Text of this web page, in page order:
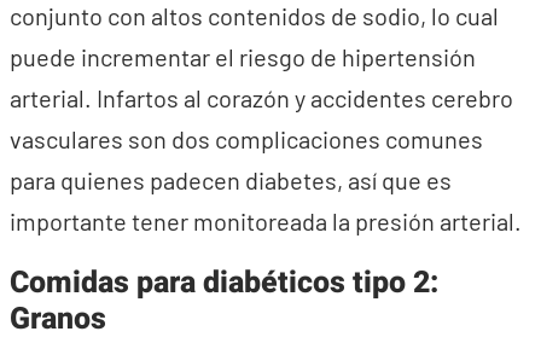
conjunto con altos contenidos de sodio, lo cual
puede incrementar el riesgo de hipertensión
arterial. Infartos al corazón y accidentes cerebro
vasculares son dos complicaciones comunes
para quienes padecen diabetes, así que es
importante tener monitoreada la presión arterial.
Comidas para diabéticos tipo 2:
Granos